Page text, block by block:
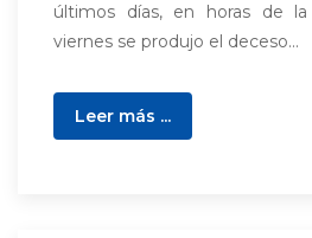
últimos días, en horas de
viernes se produjo el deceso...
Leer más ...